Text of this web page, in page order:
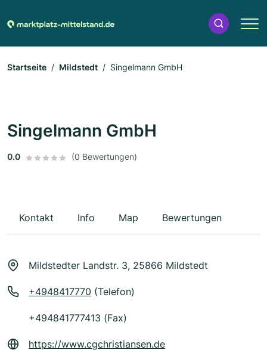
Startseite Mildstedt Singelmann GmbH
Singelmann GmbH
0.0 (0 Bewertungen)
Kontakt Info Map Bewertungen
Mildstedter Landstr. 3, 25866 Mildstedt
+4948417770 (Telefon)
+494841777413 (Fax)
https://www.cgchristiansen.de